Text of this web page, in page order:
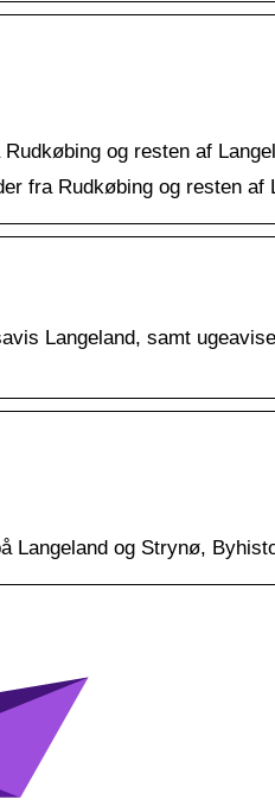
og resten af
fra Rudkøbing og resten af
Langeland, samt
Langeland og Strynø,